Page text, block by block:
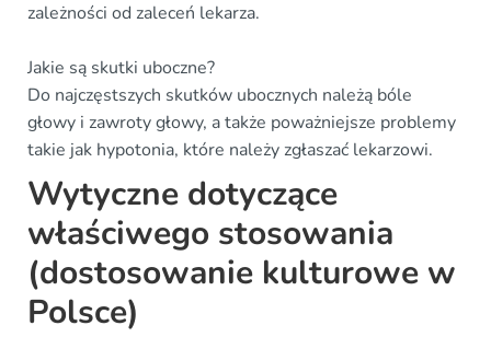
zależności od zaleceń lekarza.
Jakie są skutki uboczne?
Do najczęstszych skutków ubocznych należą bóle
głowy i zawroty głowy, a także poważniejsze problemy
takie jak hypotonia, które należy zgłaszać lekarzowi.
Wytyczne dotyczące
właściwego stosowania
(dostosowanie kulturowe w
Polsce)